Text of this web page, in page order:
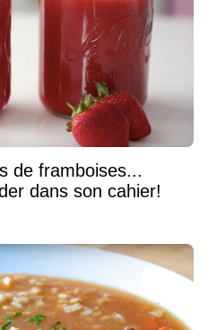
de framboises...
dans son cahier!